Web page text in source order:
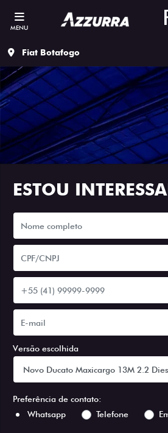
MENU
Fiat Botafogo
ESTOU
Versão escolhida
Preferência de contato:
Whatsapp
Telefone